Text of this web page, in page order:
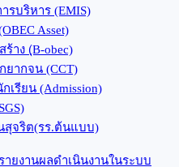
รบริหาร (EMIS)
Asset)
าง (ฺB-obec)
ยากจน (CCT)
เรียน (Admission)
สุจริต(รร.ต้นแบบ)
ายงานผลดำเนินงานในระบบ